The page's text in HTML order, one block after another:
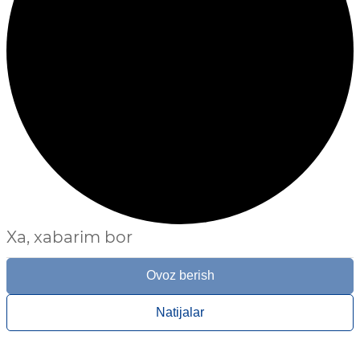
Xa, xabarim bor
Ovoz berish
Natijalar